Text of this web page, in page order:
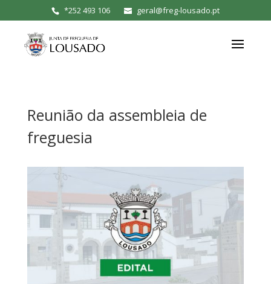
*252 493 106 geral@freg-lousado.pt
Reunião da assembleia de
freguesia